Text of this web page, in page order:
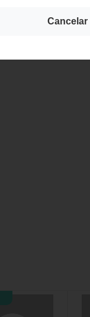
Cancelar